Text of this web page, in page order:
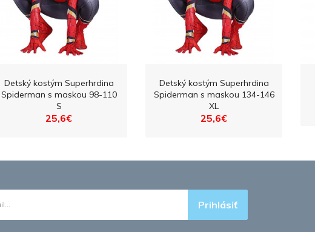
Detský kostým Superhrdina
Spiderman s maskou 98-110
S
25,6€
Detský kostým Superhrdina
Spiderman s maskou 134-146
XL
25,6€
Prihlásiť